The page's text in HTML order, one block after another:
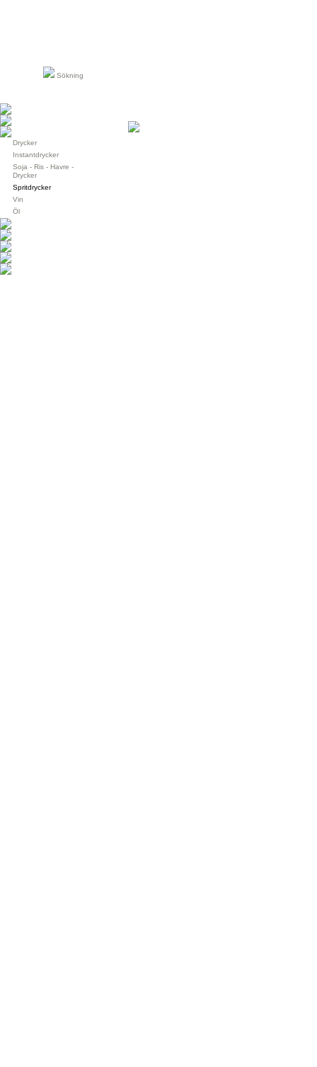
Sökning
Drycker
Instantdrycker
Soja - Ris - Havre -
Drycker
Spritdrycker
Vin
Öl